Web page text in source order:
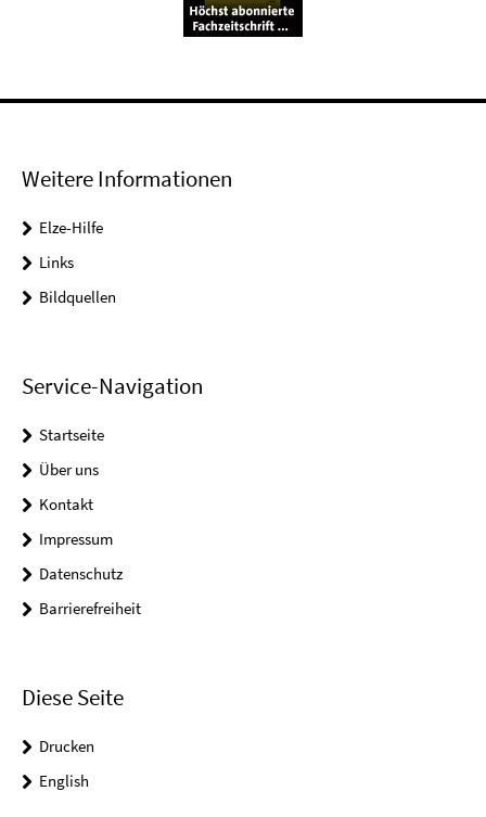
Weitere Informationen
Elze-Hilfe
Links
Bildquellen
Service-Navigation
Startseite
Über uns
Kontakt
Impressum
Datenschutz
Barrierefreiheit
Diese Seite
Drucken
English